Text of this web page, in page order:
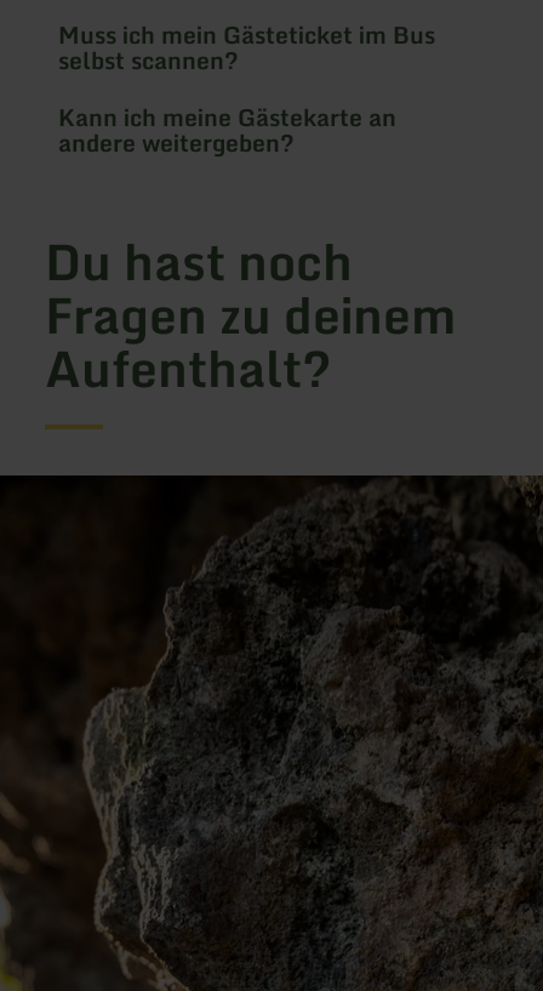
Muss ich mein Gästeticket im Bus
selbst scannen?
Kann ich meine Gästekarte an
andere weitergeben?
Du hast noch
Fragen zu deinem
Aufenthalt?